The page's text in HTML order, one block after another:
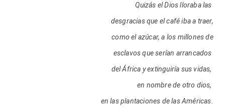
Quizás el Dios lloraba las
desgracias que el café iba a traer,
como el azúcar, a los millones de
esclavos que serían arrancados
del África y extinguiría sus vidas,
en nombre de otro dios,
en las plantaciones de las Américas.